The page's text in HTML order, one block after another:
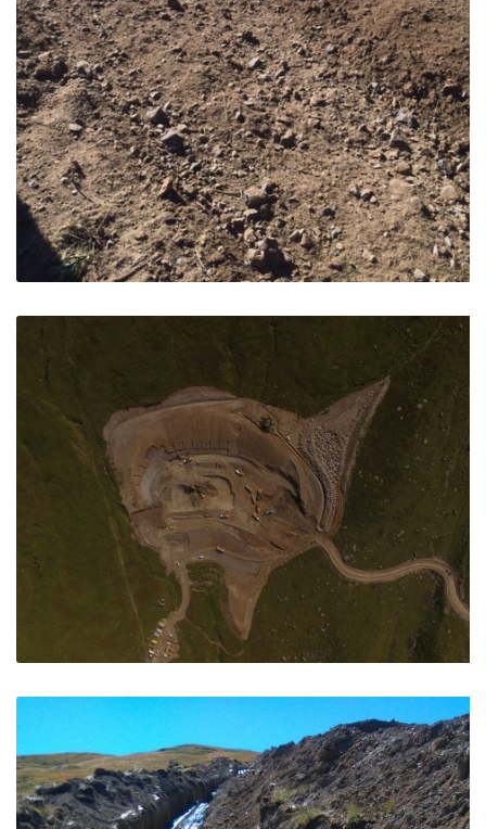
Saint François Longchamps